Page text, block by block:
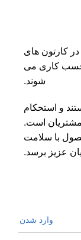
کارتون های
چسب کاری می
شوند.
و استحکام
است.
با سلامت
عزیز برسد.
وارد شدن